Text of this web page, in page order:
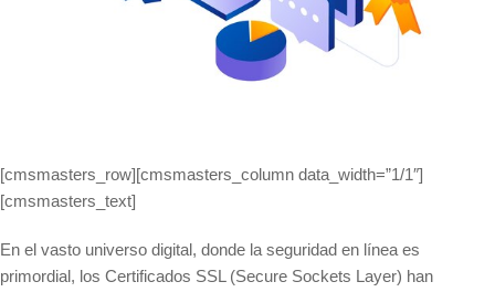
[cmsmasters_row][cmsmasters_column data_width=”1/1″]
[cmsmasters_text]
En el vasto universo digital, donde la seguridad en línea es
primordial, los Certificados SSL (Secure Sockets Layer) han